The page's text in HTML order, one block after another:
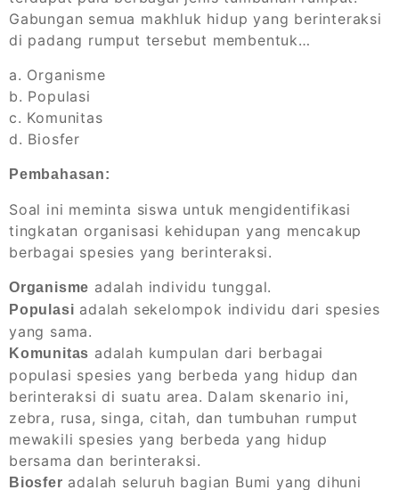
Gabungan semua makhluk hidup yang berinteraksi
di padang rumput tersebut membentuk…
a. Organisme
b. Populasi
c. Komunitas
d. Biosfer
Pembahasan:
Soal ini meminta siswa untuk mengidentifikasi
tingkatan organisasi kehidupan yang mencakup
berbagai spesies yang berinteraksi.
Organisme adalah individu tunggal.
Populasi adalah sekelompok individu dari spesies
yang sama.
Komunitas adalah kumpulan dari berbagai
populasi spesies yang berbeda yang hidup dan
berinteraksi di suatu area. Dalam skenario ini,
zebra, rusa, singa, citah, dan tumbuhan rumput
mewakili spesies yang berbeda yang hidup
bersama dan berinteraksi.
Biosfer adalah seluruh bagian Bumi yang dihuni